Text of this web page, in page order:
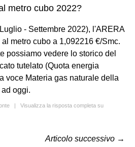
metro cubo 2022?
- Settembre 2022), l'ARERA
metro cubo a 1,092216 €/Smc.
possiamo vedere lo storico del
tutelato (Quota energia
voce Materia gas naturale della
oggi.
| Visualizza la risposta completa su
Articolo successivo →